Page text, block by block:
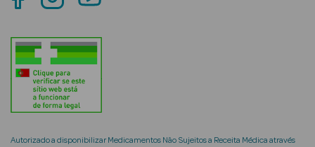
Criança
Rosto e
Autorizado a disponibilizar Medicamentos Não Sujeitos a Receita Médica através